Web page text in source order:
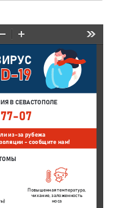
Zoom
В СЕВАСТОПОЛЕ
07
из-за рубежа
- сообщите нам!
Повышенная температура,
чихание, заложенность
носа